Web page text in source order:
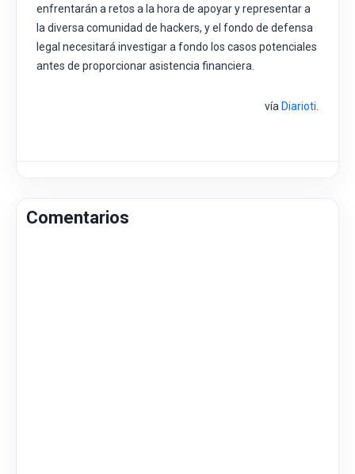
enfrentarán a retos a la hora de apoyar y representar a
la diversa comunidad de hackers, y el fondo de defensa
legal necesitará investigar a fondo los casos potenciales
antes de proporcionar asistencia financiera.
vía Diarioti
Comentarios